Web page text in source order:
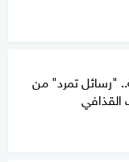
"رسائل تمرد" من